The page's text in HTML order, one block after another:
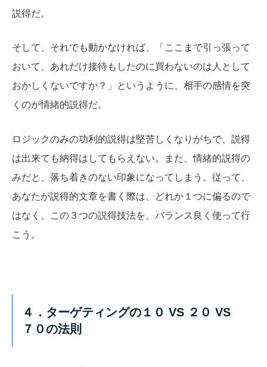
説得だ。
そして、それでも動かなければ、「ここまで引っ張って
おいて、あれだけ接待もしたのに買わないのは人として
おかしくないですか？」というように、相手の感情を突
くのが情緒的説得だ。
ロジックのみの功利的説得は堅苦しくなりがちで、説得
は出来ても納得はしてもらえない。また、情緒的説得の
みだと、落ち着きのない印象になってしまう。従って、
あなたが説得的文章を書く際は、どれか１つに偏るので
はなく、この３つの説得技法を、バランス良く使って行
こう。
４．ターゲティングの１０ VS ２０ VS
７０の法則